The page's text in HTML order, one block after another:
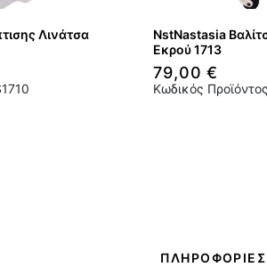
Λινάτσα
NstNastasia
Εκρού 1713
79,00 €
Κωδικός
ΠΛΗΡΟΦΟΡΙΕΣ